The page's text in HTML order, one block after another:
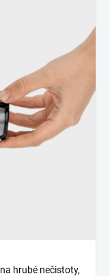
hrubé nečistoty,